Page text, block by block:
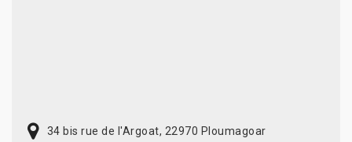
34 bis rue de l'Argoat, 22970 Ploumagoar